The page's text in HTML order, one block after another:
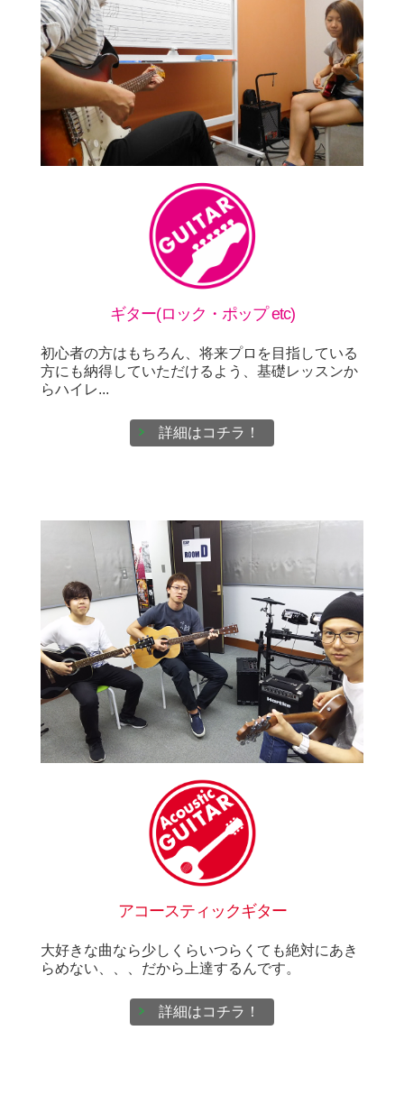
ギター(ロック・ポップ etc)
初心者の方はもちろん、将来プロを目指している
方にも納得していただけるよう、基礎レッスンか
らハイレ...
詳細はコチラ！
アコースティックギター
大好きな曲なら少しくらいつらくても絶対にあき
らめない、、、だから上達するんです。
詳細はコチラ！